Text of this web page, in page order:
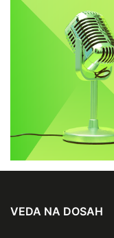
VEDA NA DOSAH